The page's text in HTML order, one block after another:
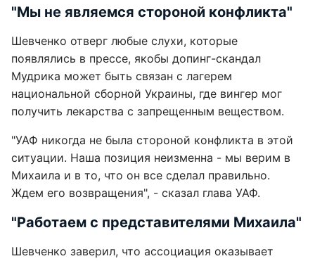
"Мы не являемся стороной конфликта"
Шевченко отверг любые слухи, которые
появлялись в прессе, якобы допинг-скандал
Мудрика может быть связан с лагерем
национальной сборной Украины, где вингер мог
получить лекарства с запрещенным веществом.
"УАФ никогда не была стороной конфликта в этой
ситуации. Наша позиция неизменна - мы верим в
Михаила и в то, что он все сделал правильно.
Ждем его возвращения", - сказал глава УАФ.
"Работаем с представителями Михаила"
Шевченко заверил, что ассоциация оказывает